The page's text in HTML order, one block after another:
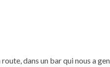
dans un bar qui nous a